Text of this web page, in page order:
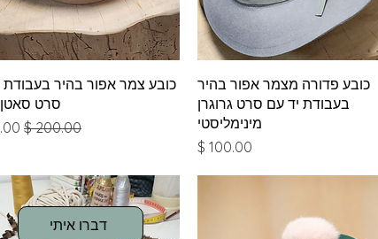
דברו איתי
תצוגה מהירה
כובע פדורה מצמר אפור בהיר
בעבודת יד עם סרט גרוגרן
מינימליסטי
מחיר
תצוגה מהירה
כובע צמר אפור בהיר בעבודת
סרט סאטן
מחיר רגיל